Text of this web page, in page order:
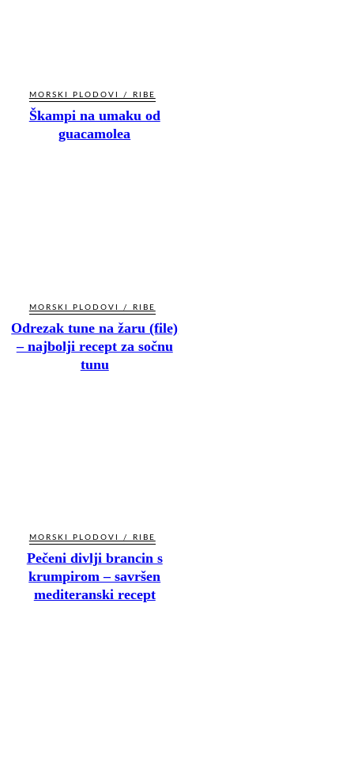
MORSKI PLODOVI / RIBE
Škampi na umaku od
guacamolea
MORSKI PLODOVI / RIBE
Odrezak tune na žaru (file)
– najbolji recept za sočnu
tunu
MORSKI PLODOVI / RIBE
Pečeni divlji brancin s
krumpirom – savršen
mediteranski recept